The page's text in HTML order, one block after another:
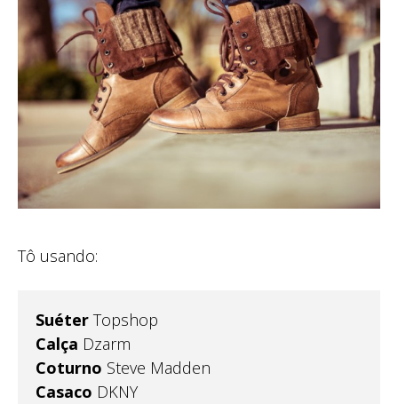
Tô usando:
Suéter Topshop
Calça Dzarm
Coturno Steve Madden
Casaco DKNY